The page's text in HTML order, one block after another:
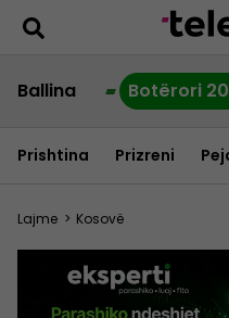
Ballina Botërori
Prishtina Prizreni
Lajme > Kosovë